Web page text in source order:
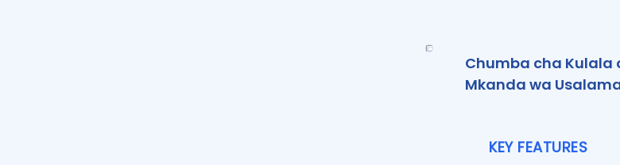
Chumba cha Kulala
Mkanda wa
KEY FEATURES